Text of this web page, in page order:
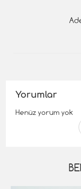
Yorumlar
Henüz yorum yok